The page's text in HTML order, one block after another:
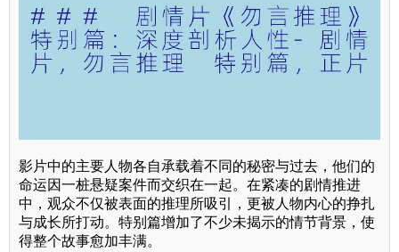
影片中的主要人物各自承载着不同的秘密与过去，他们的
命运因一桩悬疑案件而交织在一起。在紧凑的剧情推进
中，观众不仅被表面的推理所吸引，更被人物内心的挣扎
与成长所打动。特别篇增加了不少未揭示的情节背景，使
得整个故事愈加丰满。